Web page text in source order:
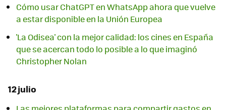
Cómo usar ChatGPT en WhatsApp ahora que vuelve
a estar disponible en la Unión Europea
'La Odisea' con la mejor calidad: los cines en España
que se acercan todo lo posible a lo que imaginó
Christopher Nolan
12 julio